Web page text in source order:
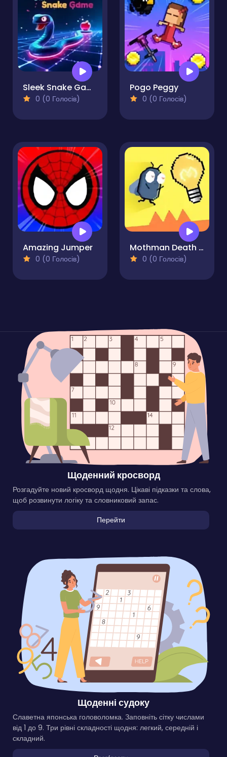
Sleek Snake Game
0 (0 Голосів)
Pogo Peggy
0 (0 Голосів)
Amazing Jumper
0 (0 Голосів)
Mothman Death Troll Game
0 (0 Голосів)
Щоденний кросворд
Розгадуйте новий кросворд щодня. Цікаві підказки та слова,
щоб розвинути логіку та словниковий запас.
Перейти
Щоденні судоку
Славетна японська головоломка. Заповніть сітку числами
від 1 до 9. Три рівні складності щодня: легкий, середній і
складний.